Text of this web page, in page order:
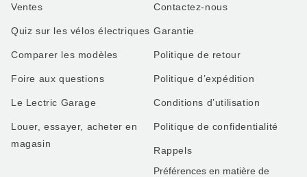
Ventes
Quiz sur les vélos électriques
Comparer les modèles
Foire aux questions
Le Lectric Garage
Louer, essayer, acheter en
magasin
Contactez-nous
Garantie
Politique de retour
Politique d’expédition
Conditions d’utilisation
Politique de confidentialité
Rappels
Préférences en matière de